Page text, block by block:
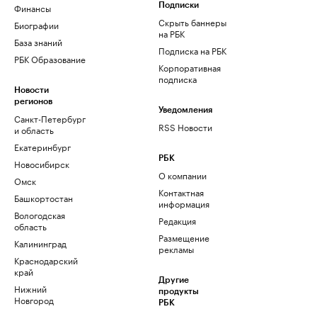
Финансы
Биографии
База знаний
РБК Образование
Новости
регионов
Санкт-Петербург
и область
Екатеринбург
Новосибирск
Омск
Башкортостан
Вологодская
область
Калининград
Краснодарский
край
Нижний
Новгород
Подписки
Скрыть баннеры
на РБК
Подписка на РБК
Корпоративная
подписка
Уведомления
RSS Новости
РБК
О компании
Контактная
информация
Редакция
Размещение
рекламы
Другие
продукты
РБК